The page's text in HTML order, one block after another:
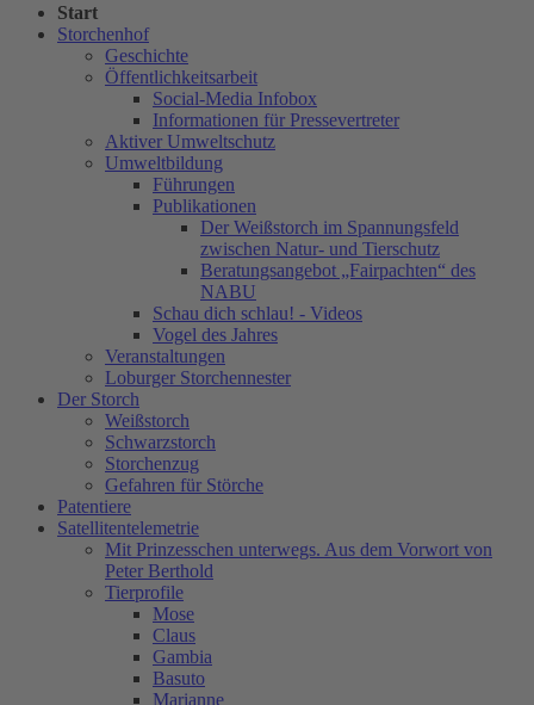
Start
Storchenhof
Geschichte
Öffentlichkeitsarbeit
Social-Media Infobox
Informationen für Pressevertreter
Aktiver Umweltschutz
Umweltbildung
Führungen
Publikationen
Der Weißstorch im Spannungsfeld
zwischen Natur- und Tierschutz
Beratungsangebot „Fairpachten“ des
NABU
Schau dich schlau! - Videos
Vogel des Jahres
Veranstaltungen
Loburger Storchennester
Der Storch
Weißstorch
Schwarzstorch
Storchenzug
Gefahren für Störche
Patentiere
Satellitentelemetrie
Mit Prinzesschen unterwegs. Aus dem Vorwort von
Peter Berthold
Tierprofile
Mose
Claus
Gambia
Basuto
Marianne